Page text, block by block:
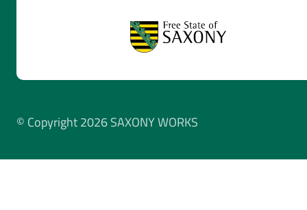
© Copyright 2026 SAXONY WORKS